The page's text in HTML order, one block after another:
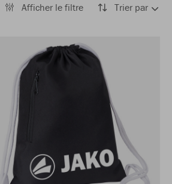
Afficher le filtre Trier par